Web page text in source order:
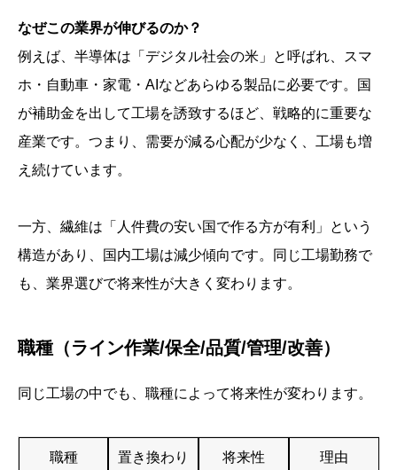
なぜこの業界が伸びるのか？
例えば、半導体は「デジタル社会の米」と呼ばれ、スマ
ホ・自動車・家電・AIなどあらゆる製品に必要です。国
が補助金を出して工場を誘致するほど、戦略的に重要な
産業です。つまり、需要が減る心配が少なく、工場も増
え続けています。
一方、繊維は「人件費の安い国で作る方が有利」という
構造があり、国内工場は減少傾向です。同じ工場勤務で
も、業界選びで将来性が大きく変わります。
職種（ライン作業/保全/品質/管理/改善）
同じ工場の中でも、職種によって将来性が変わります。
職種
置き換わり
将来性 理由